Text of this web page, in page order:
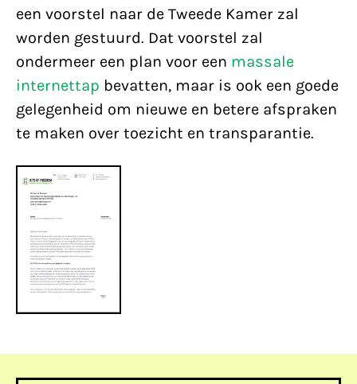
een voorstel naar de Tweede Kamer zal
worden gestuurd. Dat voorstel zal
ondermeer een plan voor een massale
internettap bevatten, maar is ook een goede
gelegenheid om nieuwe en betere afspraken
te maken over toezicht en transparantie.